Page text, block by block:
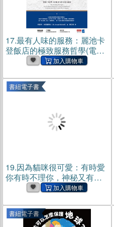
17.最有人味的服務：麗池卡
登飯店的極致服務哲學(電子
書紐電子書
19.因為貓咪很可愛：有時愛
你有時不理你，神秘又有趣
的貓社會學(電子書)
書紐電子書